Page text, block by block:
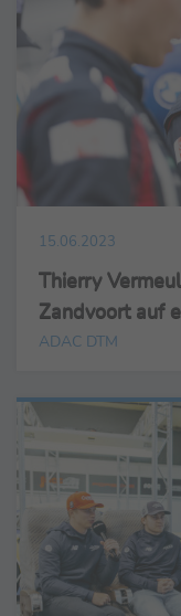
15.06.2023
Thierry
Zandvoort auf
ADAC DTM